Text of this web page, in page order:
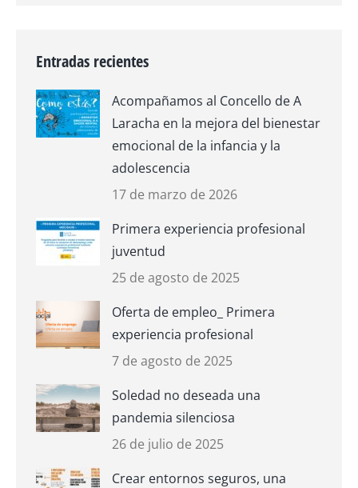
Entradas recientes
Acompañamos al Concello de A
Laracha en la mejora del bienestar
emocional de la infancia y la
adolescencia
17 de marzo de 2026
Primera experiencia profesional
juventud
25 de agosto de 2025
Oferta de empleo_ Primera
experiencia profesional
7 de agosto de 2025
Soledad no deseada una
pandemia silenciosa
26 de julio de 2025
Crear entornos seguros, una